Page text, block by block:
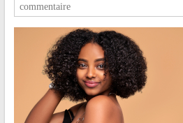
commentaire